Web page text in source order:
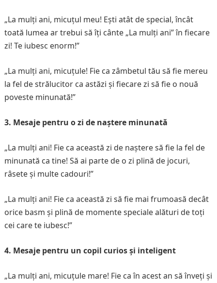
„La mulți ani, micuțul meu! Ești atât de special, încât
toată lumea ar trebui să îți cânte „La mulți ani” în fiecare
zi! Te iubesc enorm!”
„La mulți ani, micuțule! Fie ca zâmbetul tău să fie mereu
la fel de strălucitor ca astăzi și fiecare zi să fie o nouă
poveste minunată!”
3. Mesaje pentru o zi de naștere minunată
„La mulți ani! Fie ca această zi de naștere să fie la fel de
minunată ca tine! Să ai parte de o zi plină de jocuri,
râsete și multe cadouri!”
„La mulți ani! Fie ca această zi să fie mai frumoasă decât
orice basm și plină de momente speciale alături de toți
cei care te iubesc!”
4. Mesaje pentru un copil curios și inteligent
„La mulți ani, micuțule mare! Fie ca în acest an să înveți și